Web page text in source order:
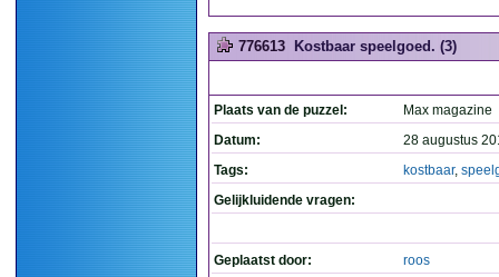
776613 Kostbaar speelgoed. (3)
Plaats van de puzzel:
Max magazine
Datum:
28 augustus
Tags:
kostbaar,
Gelijkluidende vragen:
Geplaatst door: roos